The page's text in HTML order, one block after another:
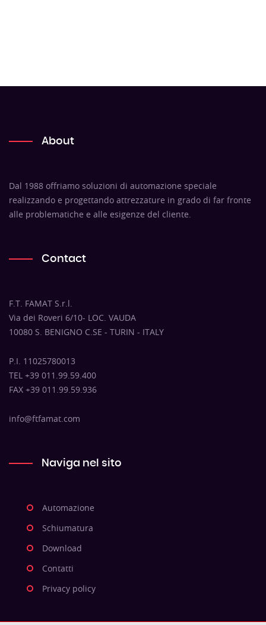
About
Dal 1988 offriamo soluzioni di automazione speciale
realizzando e progettando attrezzature in grado di far fronte
alle problematiche e alle esigenze del cliente.
Contact
F.T. FAMAT S.r.l.
Via dei Roveri 6/10- LOC. VAUDA
10080 S. BENIGNO C.SE - TURIN - ITALY
P.I. 11025780013
TEL +39 011.99.59.400
FAX +39 011.99.59.936
info@ftfamat.com
Naviga nel sito
Automazione
Schiumatura
Download
Contatti
Privacy policy